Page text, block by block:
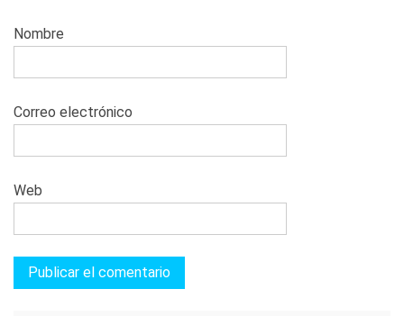
Nombre
Correo electrónico
Web